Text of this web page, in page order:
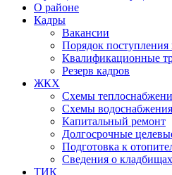
О районе
Кадры
Вакансии
Порядок
Квалификационные
Резерв кадров
ЖКХ
Схемы
Схемы водоснабжения
Капитальный ремонт
Долгосрочные
Подготовка к
Сведения о
ТИК